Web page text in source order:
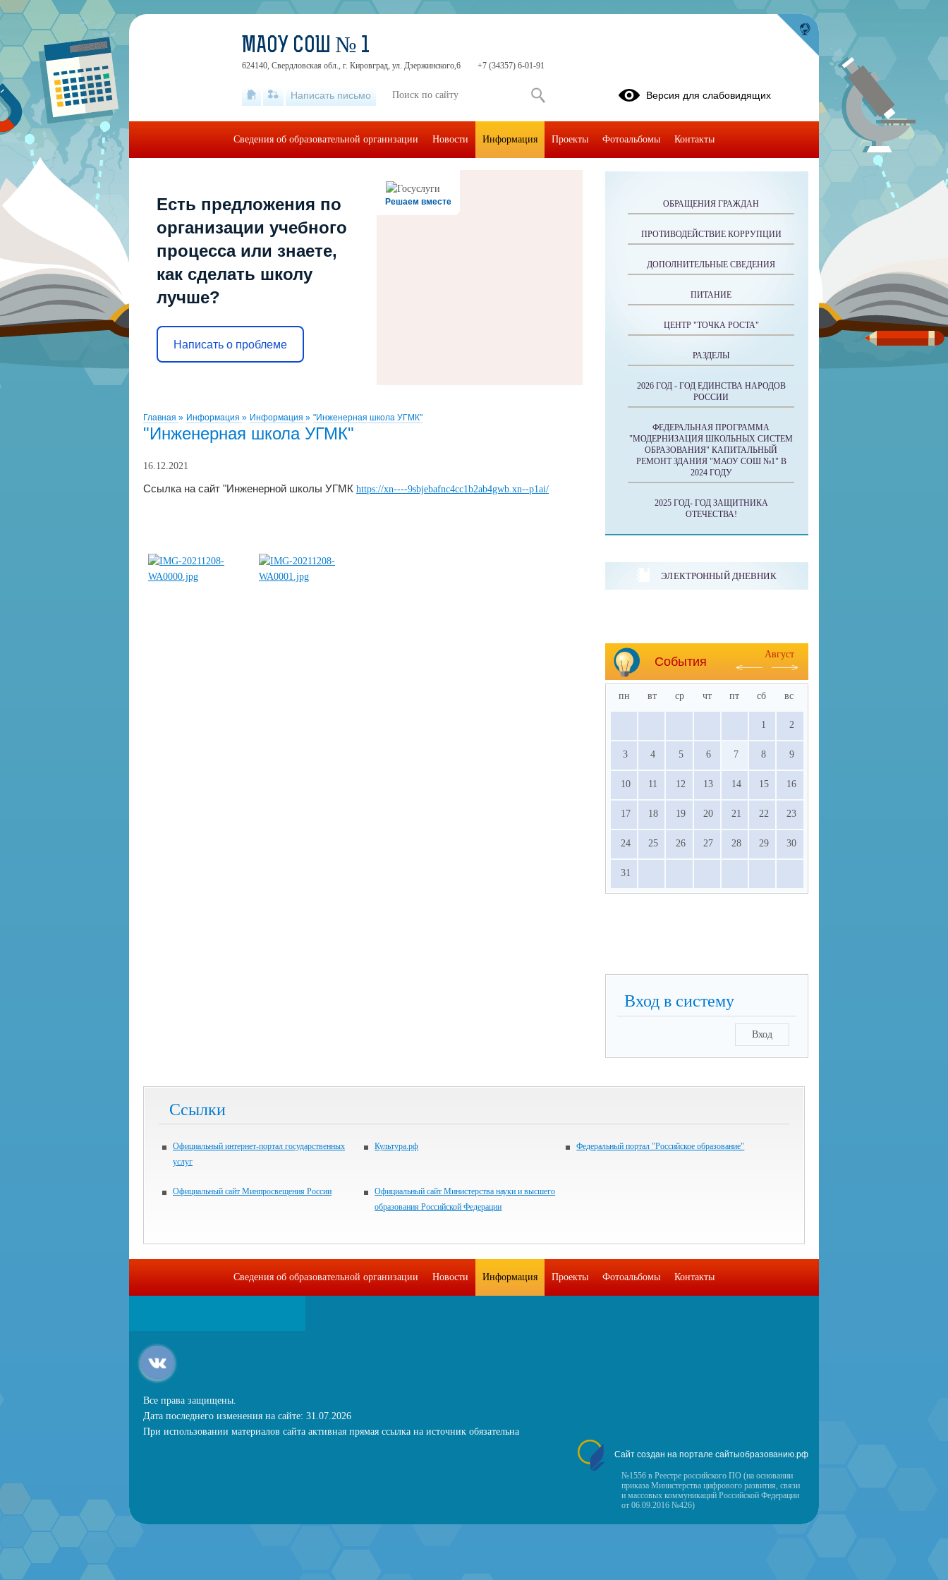
Решаем вместе
Есть предложения по
организации учебного
процесса или знаете,
как сделать школу
лучше?
Написать о проблеме
Главная » Информация » Информация » "Инженерная школа УГМК"
"Инженерная школа УГМК"
16.12.2021
Ссылка на сайт "Инженерной школы УГМК https://xn----9sbjebafnc4cc1b2ab4gwb.xn--p1ai/
ОБРАЩЕНИЯ ГРАЖДАН
ПРОТИВОДЕЙСТВИЕ КОРРУПЦИИ
ДОПОЛНИТЕЛЬНЫЕ СВЕДЕНИЯ
ПИТАНИЕ
ЦЕНТР "ТОЧКА РОСТА"
РАЗДЕЛЫ
2026 ГОД - ГОД ЕДИНСТВА НАРОДОВ
РОССИИ
ФЕДЕРАЛЬНАЯ ПРОГРАММА
"МОДЕРНИЗАЦИЯ ШКОЛЬНЫХ СИСТЕМ
ОБРАЗОВАНИЯ" КАПИТАЛЬНЫЙ
РЕМОНТ ЗДАНИЯ "МАОУ СОШ №1" В
2024 ГОДУ
2025 ГОД- ГОД ЗАЩИТНИКА
ОТЕЧЕСТВА!
ЭЛЕКТРОННЫЙ ДНЕВНИК
События
Август
пн вт ср чт пт сб вс
1 2
3 4 5 6 7 8 9
10 11 12 13 14 15 16
17 18 19 20 21 22 23
24 25 26 27 28 29 30
31
Вход в систему
Вход
Ссылки
Официальный интернет-портал государственных
услуг
Культура.рф Федеральный портал "Российское образование"
Официальный сайт Минпросвещения России
Официальный сайт Министерства науки и высшего
образования Российской Федерации
МАОУ СОШ № 1
624140, Свердловская обл., г. Кировград, ул. Дзержинского,6 +7 (34357) 6-01-91
Написать письмо Версия для слабовидящих
Сведения об образовательной организации Новости Информация Проекты Фотоальбомы Контакты
Сведения об образовательной организации Новости Информация Проекты Фотоальбомы Контакты
Все права защищены.
Дата последнего изменения на сайте: 31.07.2026
При использовании материалов сайта активная прямая ссылка на источник обязательна
Сайт создан на портале сайтыобразованию.рф
№1556 в Реестре российского ПО (на основании
приказа Министерства цифрового развития, связи
и массовых коммуникаций Российской Федерации
от 06.09.2016 №426)